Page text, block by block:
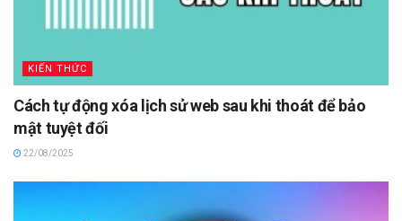
KIẾN THỨC
Cách tự động xóa lịch sử web sau khi thoát để bảo
mật tuyệt đối
22/08/2025